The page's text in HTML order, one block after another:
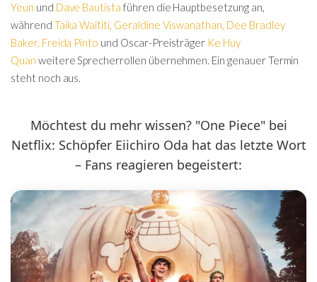
Yeun und Dave Bautista führen die Hauptbesetzung an,
während Taika Waititi, Geraldine Viswanathan, Dee Bradley
Baker, Freida Pinto und Oscar-Preisträger Ke Huy
Quan weitere Sprecherrollen übernehmen. Ein genauer Termin
steht noch aus.
Möchtest du mehr wissen? "One Piece" bei
Netflix: Schöpfer Eiichiro Oda hat das letzte Wort
– Fans reagieren begeistert: